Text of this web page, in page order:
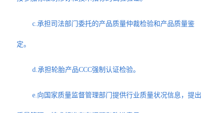
c.承担司法部门委托的产品质量仲裁检验和产品质量鉴
定。
d.承担轮胎产品CCC强制认证检验。
e.向国家质量监督管理部门提供行业质量状况信息，提出